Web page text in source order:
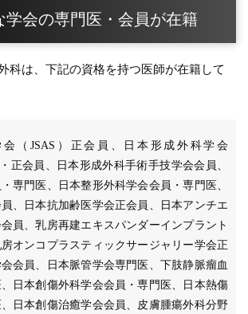
学会の専門医・会員が在籍
科は、下記の資格を持つ医師が在籍して
（JSAS）正会員、日本形成外科学会
・正会員、日本形成外科手術手技学会会員、
専門医、日本整形外科学会会員・専門医、
、日本抗加齢医学会正会員、日本アンチエ
員、乳房再建エキスパンダーインプラント
オンコプラスティックサージャリー学会正
会員、日本脈管学会専門医、下肢静脈瘤血
日本創傷外科学会会員・専門医、日本熱傷
日本創傷治癒学会会員、皮膚腫瘍外科分野